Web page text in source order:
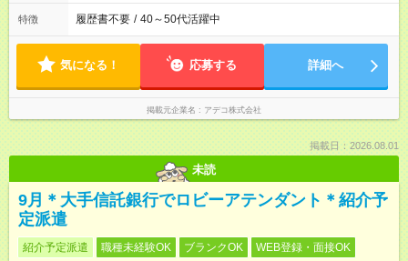
特徴 履歴書不要 / 40～50代活躍中
気になる！ 応募する 詳細へ
掲載元企業名 アデコ株式会社
掲載日：2026.08.01
未読
9月＊大手信託銀行でロビーアテンダント＊紹介予
定派遣
紹介予定派遣 職種未経験OK ブランクOK WEB登録・面接OK